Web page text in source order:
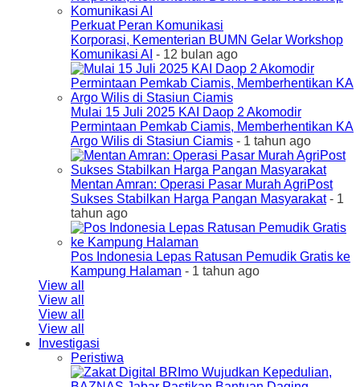
Perkuat Peran Komunikasi
Korporasi, Kementerian BUMN Gelar Workshop
Komunikasi AI - 12 bulan ago
Mulai 15 Juli 2025 KAI Daop 2 Akomodir
Permintaan Pemkab Ciamis, Memberhentikan KA
Argo Wilis di Stasiun Ciamis - 1 tahun ago
Mentan Amran: Operasi Pasar Murah AgriPost
Sukses Stabilkan Harga Pangan Masyarakat- 1
tahun ago
Pos Indonesia Lepas Ratusan Pemudik Gratis ke
Kampung Halaman - 1 tahun ago
View all
View all
View all
View all
Investigasi
Peristiwa